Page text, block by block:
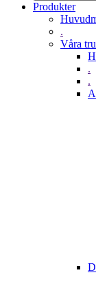
Produkter
.
Våra
.
.